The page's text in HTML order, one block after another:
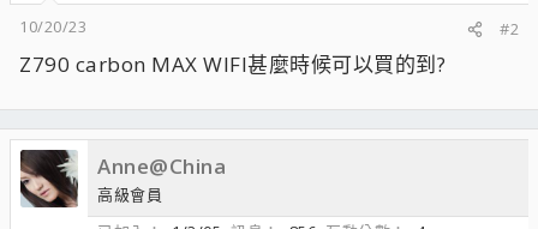
10/20/23
#2
Z790 carbon MAX WIFI甚麼時候可以買的到?
Anne@China
高級會員